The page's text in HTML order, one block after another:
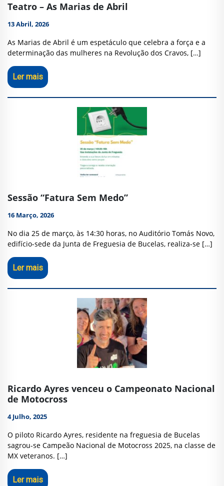
Teatro – As Marias de Abril
13 Abril, 2026
As Marias de Abril é um espetáculo que celebra a força e a
determinação das mulheres na Revolução dos Cravos, […]
Ler mais
Sessão “Fatura Sem Medo”
16 Março, 2026
No dia 25 de março, às 14:30 horas, no Auditório Tomás Novo,
edifício-sede da Junta de Freguesia de Bucelas, realiza-se […]
Ler mais
Ricardo Ayres venceu o Campeonato Nacional
de Motocross
4 Julho, 2025
O piloto Ricardo Ayres, residente na freguesia de Bucelas
sagrou-se Campeão Nacional de Motocross 2025, na classe de
MX veteranos. […]
Ler mais